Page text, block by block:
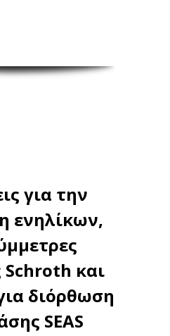
για την
ενηλίκων,
Schroth και
διόρθωση
SEAS